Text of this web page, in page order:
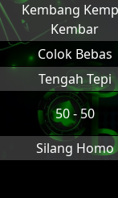
Kembang
Kembar
Colok Bebas
Tengah Tepi
50 - 50
Silang Homo